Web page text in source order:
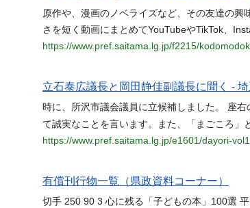
原作や、漫画のノベライズなど、その友達の
さを短く動画にまとめてYouTubeやTikTok、
https://www.pref.saitama.lg.jp/f2215/
立石泰広議長と岡田静佳副議長に聞く -
時に、所沢市議会議員に立候補しました。 座
て誠実なことを言います。また、「まごころ」
https://www.pref.saitama.lg.jp/e1601/dayori-
有償刊行物一覧（県政資料コーナー）
切手 250 90 3 心に残る「子どもの本」100選